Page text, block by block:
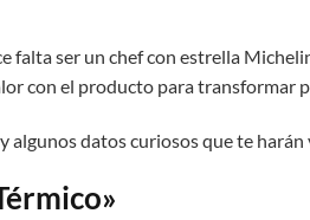
falta ser un chef con estrella
con el producto para transformar
datos curiosos que te harán